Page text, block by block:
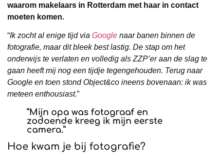
waarom makelaars in Rotterdam met haar in contact
moeten komen.
“Ik zocht al enige tijd via Google naar banen binnen de
fotografie, maar dit bleek best lastig. De stap om het
onderwijs te verlaten en volledig als ZZP’er aan de slag te
gaan heeft mij nog een tijdje tegengehouden. Terug naar
Google en toen stond Object&co ineens bovenaan: ik was
meteen enthousiast.”
“Mijn opa was fotograaf en
zodoende kreeg ik mijn eerste
camera.”
Hoe kwam je bij fotografie?